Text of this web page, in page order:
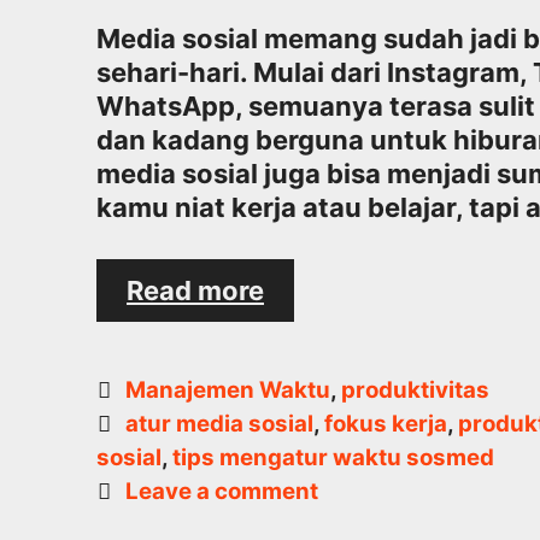
Media sosial memang sudah jadi
sehari-hari. Mulai dari
WhatsApp, semuanya terasa
dan kadang berguna untuk
media sosial juga bisa menjadi
kamu niat kerja atau belajar, tapi
Read moreBagaimana
Mengatur
Sosial
agar
Tidak
Mengganggu
Categories
Manajemen Waktu, produktivitas
Tags
atur media sosial,fokus kerja,
sosial,tips mengatur waktu sosmed
Leave a comment